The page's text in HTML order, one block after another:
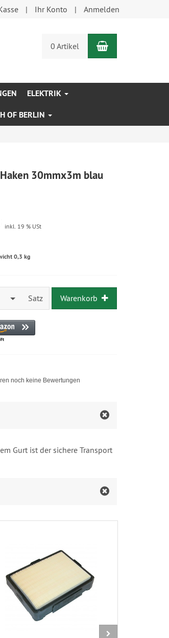
Ihr Konto Anmelden
0 Artikel Warenkorb
ELEKTRIK
OF BERLIN
30mmx3m blau
inkl. 19 % USt
0,3 kg
Satz Warenkorb
noch keine Bewertungen
Gurt ist der sichere Transport